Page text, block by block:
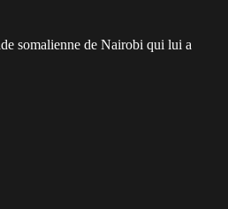
somalienne de Nairobi qui lui a